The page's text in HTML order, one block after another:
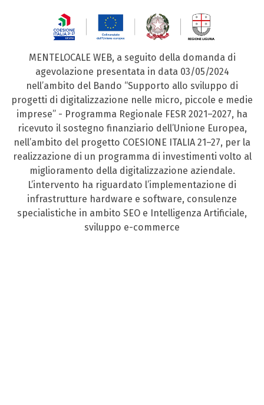
MENTELOCALE WEB, a seguito della domanda di
agevolazione presentata in data 03/05/2024
nell’ambito del Bando “Supporto allo sviluppo di
progetti di digitalizzazione nelle micro, piccole e medie
imprese” - Programma Regionale FESR 2021–2027, ha
ricevuto il sostegno finanziario dell’Unione Europea,
nell’ambito del progetto COESIONE ITALIA 21–27, per la
realizzazione di un programma di investimenti volto al
miglioramento della digitalizzazione aziendale.
L’intervento ha riguardato l’implementazione di
infrastrutture hardware e software, consulenze
specialistiche in ambito SEO e Intelligenza Artificiale,
sviluppo e-commerce